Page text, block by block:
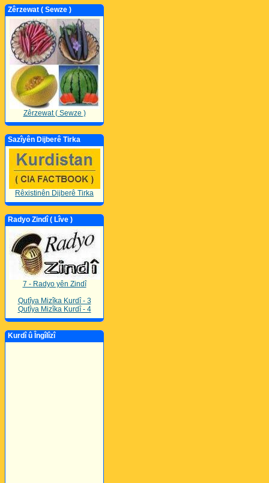
Zêrzewat ( Sewze )
Zêrzewat ( Sewze )
Sazîyên Dijberê Tirka
Rêxistinên Dijberê Tirka
Radyo Zindî ( Lîve )
7 - Radyo yên Zindî
Qutîya Mizîka Kurdî - 3
Qutîya Mizîka Kurdî - 4
Kurdî û Îngîlîzî